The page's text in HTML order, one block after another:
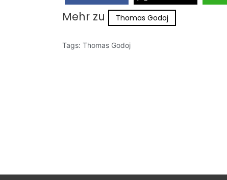
Mehr zu Thomas Godoj
Tags: Thomas Godoj